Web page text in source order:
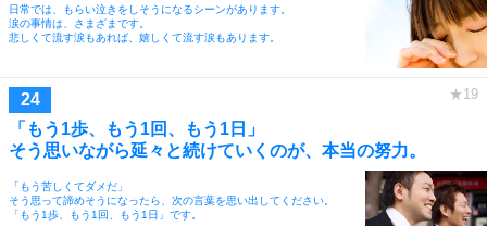
日常では、もらい泣きをしそうになるシーンがあります。
涙の事情は、さまざまです。
悲しくて流す涙もあれば、嬉しくて流す涙もあります。
「もう1歩、もう1回、もう1日」
そう思いながら延々と続けていくのが、本当の努力。
「もう苦しくてダメだ」
そう思って諦めそうになったら、次の言葉を思い出してください。
「もう1歩、もう1回、もう1日」です。